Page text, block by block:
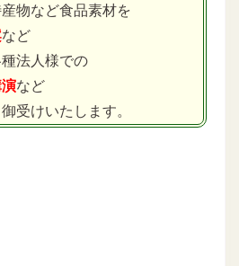
物など食品素材を
など
法人様での
など
受けいたします。